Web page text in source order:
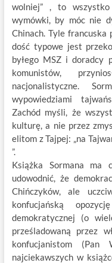
wolniej” , to
wymówki, by móc nie
Chinach. Tyle
dość typowe jest
byłego MSZ i doradcy
komunistów,
nacjonalistyczne.
wypowiedziami
Zachód myśli, że
kulturę, a nie przez
elitom z Tajpej: „na
”.
Książka Sormana ma
udowodnić, że
Chińczyków, ale
konfucjańską
demokratycznej (o
prześladowaną przez
konfucjanistom
najciekawszych w